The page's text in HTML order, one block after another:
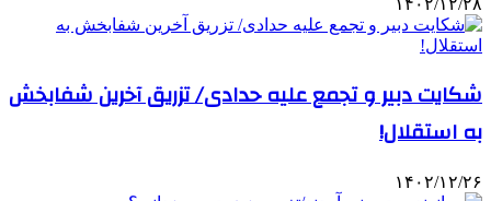
۱۴۰۲/۱۲/۲۸
شکایت دبیر و تجمع علیه حدادی/ تزریق آخرین شفابخش
به استقلال!
۱۴۰۲/۱۲/۲۶